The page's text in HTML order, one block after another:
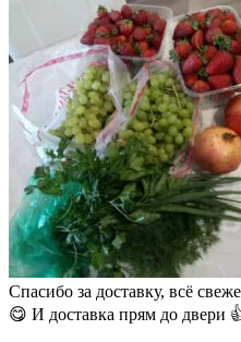
Спасибо за доставку, всё
😋 И доставка прям до двери